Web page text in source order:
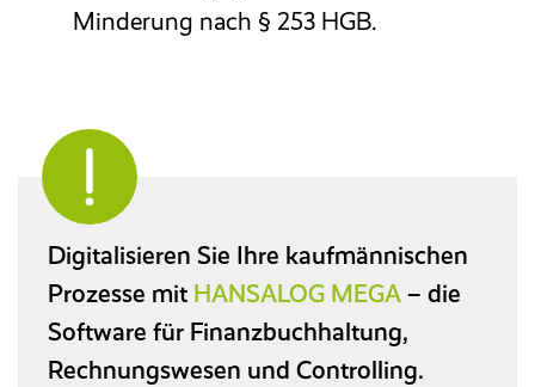
Minderung nach § 253 HGB.
Digitalisieren Sie Ihre kaufmännischen
Prozesse mit HANSALOG MEGA – die
Software für Finanzbuchhaltung,
Rechnungswesen und Controlling.